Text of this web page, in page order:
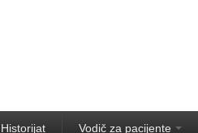
Historijat Vodič za pacijente